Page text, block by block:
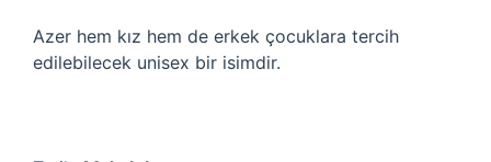
Azer hem kız hem de erkek çocuklara tercih
edilebilecek unisex bir isimdir.